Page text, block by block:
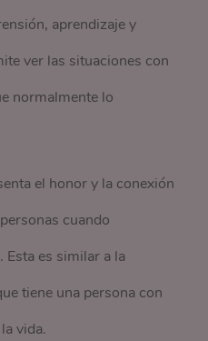
aprendizaje y
ver las situaciones con
normalmente lo
el honor y la conexión
cuando
es similar a la
tiene una persona con
vida.